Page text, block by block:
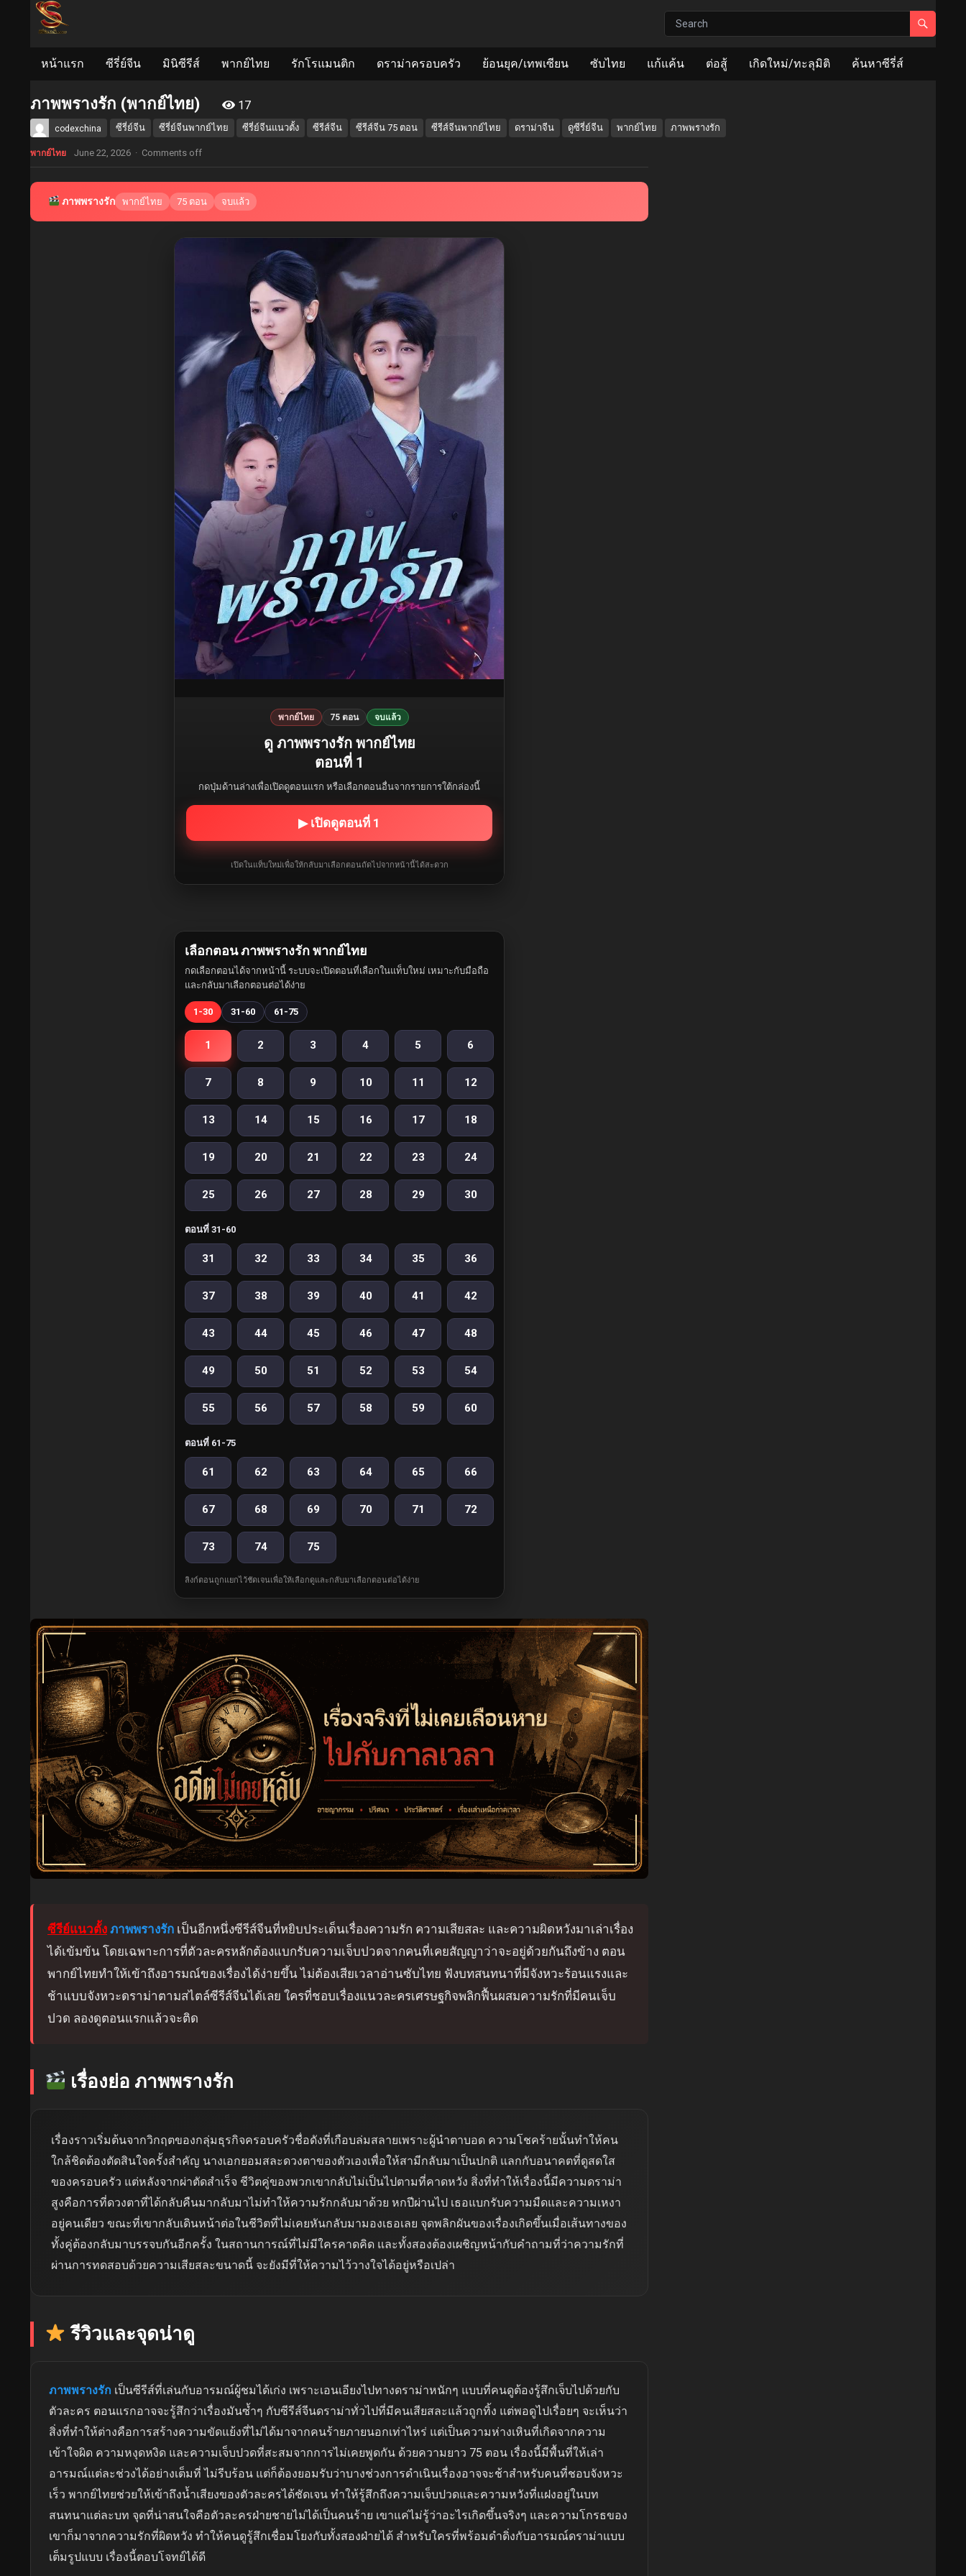
หน้าแรก ซีรี่ย์จีน มินิซีรีส์ พากย์ไทย รักโรแมนติก ดราม่าครอบครัว ย้อนยุค/เทพเซียน ซับไทย แก้แค้น ต่อสู้ เกิดใหม่/ทะลุมิติ ค้นหาซีรี่ส์
ภาพพรางรัก (พากย์ไทย) 17
codexchina ซีรี่ย์จีน ซีรี่ย์จีนพากย์ไทย ซีรี่ย์จีนแนวตั้ง ซีรีส์จีน ซีรีส์จีน 75 ตอน ซีรีส์จีนพากย์ไทย ดราม่าจีน ดูซีรี่ย์จีน พากย์ไทย ภาพพรางรัก
พากย์ไทย June 22, 2026 · Comments off
ภาพพรางรัก พากย์ไทย 75 ตอน จบแล้ว
พากย์ไทย 75 ตอน จบแล้ว
ดู ภาพพรางรัก พากย์ไทย
ตอนที่ 1
กดปุ่มด้านล่างเพื่อเปิดดูตอนแรก หรือเลือกตอนอื่นจากรายการใต้กล่องนี้
▶ เปิดดูตอนที่ 1
เปิดในแท็บใหม่เพื่อให้กลับมาเลือกตอนถัดไปจากหน้านี้ได้สะดวก
เลือกตอน ภาพพรางรัก พากย์ไทย
กดเลือกตอนได้จากหน้านี้ ระบบจะเปิดตอนที่เลือกในแท็บใหม่ เหมาะกับมือถือ
และกลับมาเลือกตอนต่อได้ง่าย
1-30 31-60 61-75
1 2 3 4 5 6
7 8 9 10 11 12
13 14 15 16 17 18
19 20 21 22 23 24
25 26 27 28 29 30
ตอนที่ 31-60
31 32 33 34 35 36
37 38 39 40 41 42
43 44 45 46 47 48
49 50 51 52 53 54
55 56 57 58 59 60
ตอนที่ 61-75
61 62 63 64 65 66
67 68 69 70 71 72
73 74 75
ลิงก์ตอนถูกแยกไว้ชัดเจนเพื่อให้เลือกดูและกลับมาเลือกตอนต่อได้ง่าย
ซีรีย์แนวตั้ง ภาพพรางรัก เป็นอีกหนึ่งซีรีส์จีนที่หยิบประเด็นเรื่องความรัก ความเสียสละ และความผิดหวังมาเล่าเรื่อง
ได้เข้มข้น โดยเฉพาะการที่ตัวละครหลักต้องแบกรับความเจ็บปวดจากคนที่เคยสัญญาว่าจะอยู่ด้วยกันถึงข้าง ตอน
พากย์ไทยทำให้เข้าถึงอารมณ์ของเรื่องได้ง่ายขึ้น ไม่ต้องเสียเวลาอ่านซับไทย ฟังบทสนทนาที่มีจังหวะร้อนแรงและ
ช้าแบบจังหวะดราม่าตามสไตล์ซีรีส์จีนได้เลย ใครที่ชอบเรื่องแนวละครเศรษฐกิจพลิกฟื้นผสมความรักที่มีคนเจ็บ
ปวด ลองดูตอนแรกแล้วจะติด
เรื่องย่อ ภาพพรางรัก
เรื่องราวเริ่มต้นจากวิกฤตของกลุ่มธุรกิจครอบครัวชื่อดังที่เกือบล่มสลายเพราะผู้นำตาบอด ความโชคร้ายนั้นทำให้คน
ใกล้ชิดต้องตัดสินใจครั้งสำคัญ นางเอกยอมสละดวงตาของตัวเองเพื่อให้สามีกลับมาเป็นปกติ แลกกับอนาคตที่ดูสดใส
ของครอบครัว แต่หลังจากผ่าตัดสำเร็จ ชีวิตคู่ของพวกเขากลับไม่เป็นไปตามที่คาดหวัง สิ่งที่ทำให้เรื่องนี้มีความดราม่า
สูงคือการที่ดวงตาที่ได้กลับคืนมากลับมาไม่ทำให้ความรักกลับมาด้วย หกปีผ่านไป เธอแบกรับความมืดและความเหงา
อยู่คนเดียว ขณะที่เขากลับเดินหน้าต่อในชีวิตที่ไม่เคยหันกลับมามองเธอเลย จุดพลิกผันของเรื่องเกิดขึ้นเมื่อเส้นทางของ
ทั้งคู่ต้องกลับมาบรรจบกันอีกครั้ง ในสถานการณ์ที่ไม่มีใครคาดคิด และทั้งสองต้องเผชิญหน้ากับคำถามที่ว่าความรักที่
ผ่านการทดสอบด้วยความเสียสละขนาดนี้ จะยังมีที่ให้ความไว้วางใจได้อยู่หรือเปล่า
รีวิวและจุดน่าดู
ภาพพรางรัก เป็นซีรีส์ที่เล่นกับอารมณ์ผู้ชมได้เก่ง เพราะเอนเอียงไปทางดราม่าหนักๆ แบบที่คนดูต้องรู้สึกเจ็บไปด้วยกับ
ตัวละคร ตอนแรกอาจจะรู้สึกว่าเรื่องมันซ้ำๆ กับซีรีส์จีนดราม่าทั่วไปที่มีคนเสียสละแล้วถูกทิ้ง แต่พอดูไปเรื่อยๆ จะเห็นว่า
สิ่งที่ทำให้ต่างคือการสร้างความขัดแย้งที่ไม่ได้มาจากคนร้ายภายนอกเท่าไหร่ แต่เป็นความห่างเหินที่เกิดจากความ
เข้าใจผิด ความหงุดหงิด และความเจ็บปวดที่สะสมจากการไม่เคยพูดกัน ด้วยความยาว 75 ตอน เรื่องนี้มีพื้นที่ให้เล่า
อารมณ์แต่ละช่วงได้อย่างเต็มที่ ไม่รีบร้อน แต่ก็ต้องยอมรับว่าบางช่วงการดำเนินเรื่องอาจจะช้าสำหรับคนที่ชอบจังหวะ
เร็ว พากย์ไทยช่วยให้เข้าถึงน้ำเสียงของตัวละครได้ชัดเจน ทำให้รู้สึกถึงความเจ็บปวดและความหวังที่แฝงอยู่ในบท
สนทนาแต่ละบท จุดที่น่าสนใจคือตัวละครฝ่ายชายไม่ได้เป็นคนร้าย เขาแค่ไม่รู้ว่าอะไรเกิดขึ้นจริงๆ และความโกรธของ
เขาก็มาจากความรักที่ผิดหวัง ทำให้คนดูรู้สึกเชื่อมโยงกับทั้งสองฝ่ายได้ สำหรับใครที่พร้อมดำดิ่งกับอารมณ์ดราม่าแบบ
เต็มรูปแบบ เรื่องนี้ตอบโจทย์ได้ดี